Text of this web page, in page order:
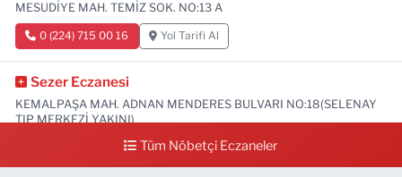
MESUDİYE MAH. TEMİZ SOK. NO:13 A
0 (224) 715 00 16 Yol Tarifi Al
Sezer Eczanesi
KEMALPAŞA MAH. ADNAN MENDERES BULVARI NO:18(SELENAY
TIP MERKEZİ YAKINI)
0 (224) 711 64 49 Yol Tarifi Al
Tüm Nöbetçi Eczaneler